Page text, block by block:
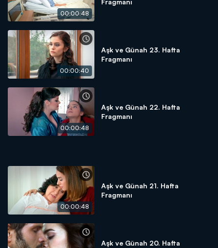
00:00:48
Fragmanı
00:00:40
Aşk ve Günah 23. Hafta
Fragmanı
00:00:48
Aşk ve Günah 22. Hafta
Fragmanı
00:00:48
Aşk ve Günah 21. Hafta
Fragmanı
Aşk ve Günah 20. Hafta